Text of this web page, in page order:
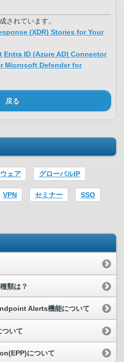
されています。
(XDR) Stories for Your
ID (Azure AD) Connector
Microsoft Defender for
戻る
ェア グローバルIP
VPN セミナー SSO
類は？
Alerts機能について
いて
について